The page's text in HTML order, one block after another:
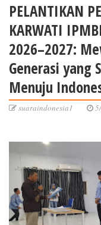
Transformasi
Indonesia Emas 2045
PELANTIKAN
KARWATI
2026–2027:
Generasi yang
Menuju
suaraindonesia1